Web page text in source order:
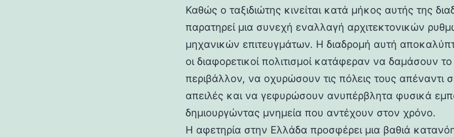
Καθώς ο ταξιδιώτης κινείται κατά μήκος αυτής της
παρατηρεί μια συνεχή εναλλαγή αρχιτεκτονικών
μηχανικών επιτευγμάτων. Η διαδρομή αυτή
οι διαφορετικοί πολιτισμοί κατάφεραν να δαμάσουν
περιβάλλον, να οχυρώσουν τις πόλεις τους απέναντι
απειλές και να γεφυρώσουν ανυπέρβλητα φυσικά
δημιουργώντας μνημεία που αντέχουν στον χρόνο.
Η αφετηρία στην Ελλάδα προσφέρει μια βαθιά